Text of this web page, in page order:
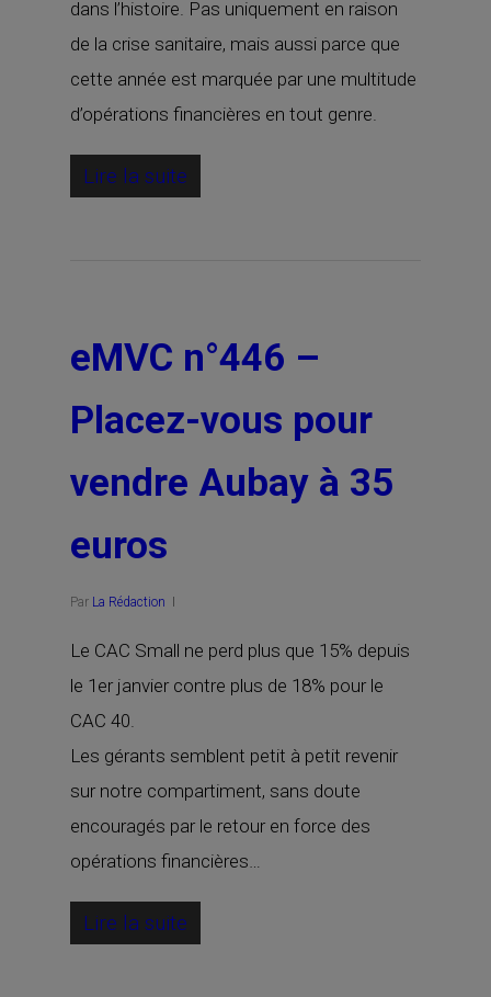
dans l’histoire. Pas uniquement en raison
de la crise sanitaire, mais aussi parce que
cette année est marquée par une multitude
d’opérations financières en tout genre.
Lire la suite
eMVC n°446 –
Placez-vous pour
vendre Aubay à 35
euros
Par La Rédaction
Le CAC Small ne perd plus que 15% depuis
le 1er janvier contre plus de 18% pour le
CAC 40.
Les gérants semblent petit à petit revenir
sur notre compartiment, sans doute
encouragés par le retour en force des
opérations financières…
Lire la suite